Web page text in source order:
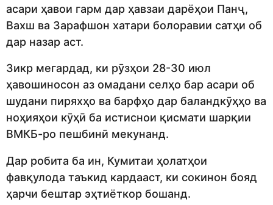
асари ҳавои гарм дар ҳавзаи дарёҳои Панҷ,
Вахш ва Зарафшон хатари болоравии сатҳи об
дар назар аст.
Зикр мегардад, ки рӯзҳои 28-30 июл
ҳавошиносон аз омадани селҳо бар асари об
шудани пиряхҳо ва барфҳо дар баландкӯҳҳо ва
ноҳияҳои кӯҳӣ ба истиснои қисмати шарқии
ВМКБ-ро пешбинӣ мекунанд.
Дар робита ба ин, Кумитаи ҳолатҳои
фавқулода таъкид кардааст, ки сокинон бояд
ҳарчи бештар эҳтиёткор бошанд.